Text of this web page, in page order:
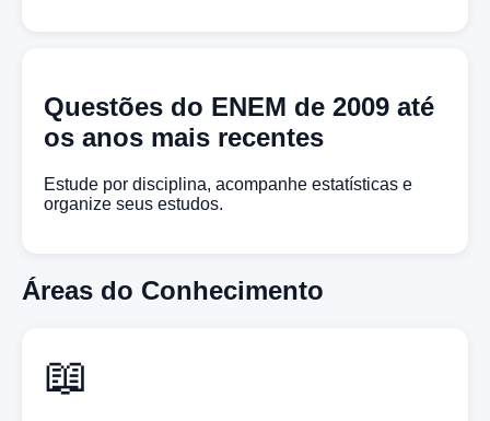
Questões do ENEM de 2009 até
os anos mais recentes
Estude por disciplina, acompanhe estatísticas e
organize seus estudos.
Áreas do Conhecimento
📖